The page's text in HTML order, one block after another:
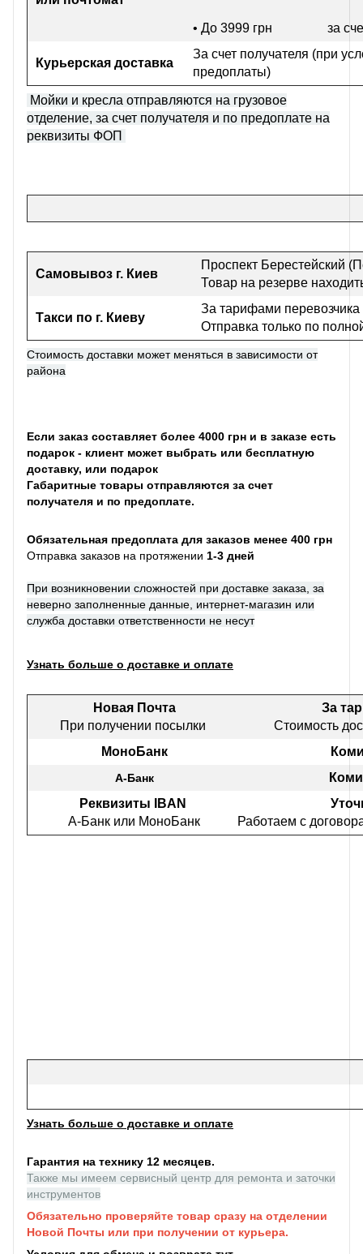
• До 3999 грн за
Курьерская доставка
За счет получателя (при
предоплаты)
Мойки и кресла отправляются на грузовое
отделение, за счет получателя и по предоплате на
реквизиты ФОП
Самовывоз г. Киев
Проспект Берестейский
Товар на резерве
Такси по г. Киеву
За тарифами перевозчика
Отправка только по
Стоимость доставки может меняться в зависимости от
района
Если заказ составляет более 4000 грн и в заказе есть
подарок - клиент может выбрать или бесплатную
доставку, или подарок
Габаритные товары отправляются за счет
получателя и по предоплате.
Обязательная предоплата для заказов менее 400 грн
Отправка заказов на протяжении 1-3 дней
При возникновении сложностей при доставке заказа, за
неверно заполненные данные, интернет-магазин или
служба доставки ответственности не несут
Узнать больше о доставке и оплате
Новая Почта
При получении посылки
За
Стоимость
МоноБанк
А-Банк
Реквизиты IBAN
А-Банк или МоноБанк
Работаем с
Узнать больше о доставке и оплате
Гарантия на технику 12 месяцев.
Также мы имеем сервисный центр для ремонта и заточки
инструментов
Обязательно проверяйте товар сразу на отделении
Новой Почты или при получении от курьера.